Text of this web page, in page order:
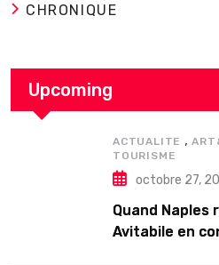
CHRONIQUE
Upcoming
ACTUALITE ,
TOURISME
octobre 27,
Quand Naples
Avitabile en